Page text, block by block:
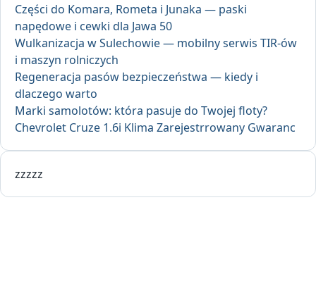
Części do Komara, Rometa i Junaka — paski
napędowe i cewki dla Jawa 50
Wulkanizacja w Sulechowie — mobilny serwis TIR-ów
i maszyn rolniczych
Regeneracja pasów bezpieczeństwa — kiedy i
dlaczego warto
Marki samolotów: która pasuje do Twojej floty?
Chevrolet Cruze 1.6i Klima Zarejestrrowany Gwaranc
zzzzz